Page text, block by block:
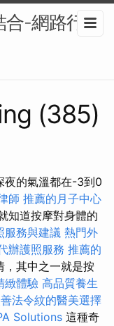
-網路行銷
(385)
夜的氣溫都在-3到0
師 推薦的月子中心
知道按摩對身體的
服務與建議 熱門外
辦護照服務 推薦的
，其中​​之一就是按
緻體驗 高品質養生
法令紋的醫美選擇
Solutions 這種奇